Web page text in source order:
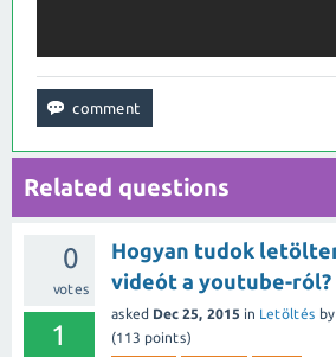
Related questions
0
votes
1
Hogyan tudok
videót a youtube-ról?
asked Dec 25, 2015 in Letöltés by
(113 points)